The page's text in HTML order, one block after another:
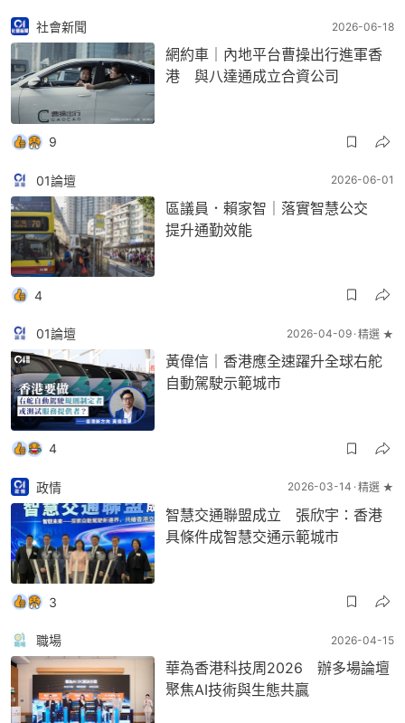
社會新聞 2026-06-18
網約車｜內地平台曹操出行進軍香
港 與八達通成立合資公司
9
01論壇 2026-06-01
區議員．賴家智｜落實智慧公交
提升通勤效能
4
01論壇 2026-04-09 精選 ★
黃偉信｜香港應全速躍升全球右舵
自動駕駛示範城市
4
政情 2026-03-14 精選 ★
智慧交通聯盟成立 張欣宇：香港
具條件成智慧交通示範城市
3
職場 2026-04-15
華為香港科技周2026 辦多場論壇
聚焦AI技術與生態共贏